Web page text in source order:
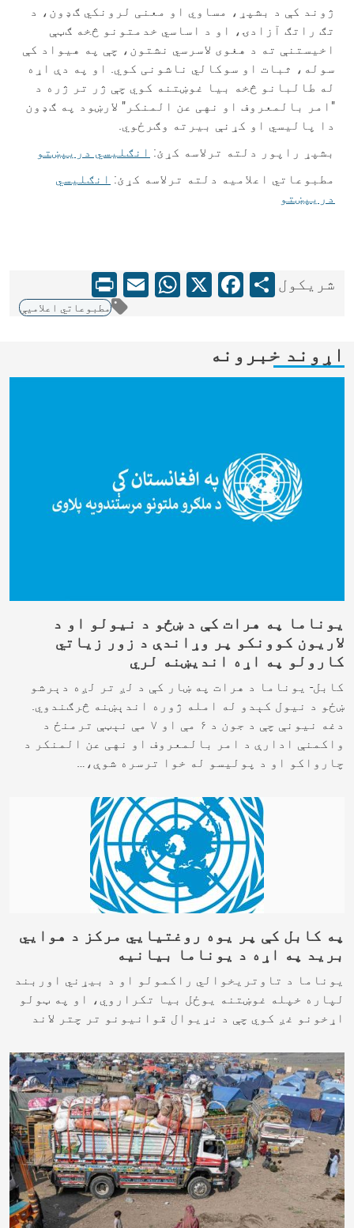
ژوند کې د بشپړ، مساوي او معنی لرونکي ګډون، د
تګ راتګ آزادۍ، او د اساسي خدمتونو څخه ګټې
اخیستنې ته د هغوی لاسرسي نشتون، چې په هیواد کې
سوله، ثبات او سوکالي ناشونی کوي. او په دې اړه
له طالبانو څخه بیا غوښتنه کوي چې ژر تر ژره د
"امر بالمعروف او نهی عن المنکر" لارښود په ګډون
دا پالیسي او کړنې بیرته وګرځوي.
بشپړ راپور دلته ترلاسه کړئ: انګلیسي دريپښتو
مطبوعاتي اعلامیه دلته ترلاسه کړئ: انګلیسي
دريپښتو
شریکولShare
Facebook
X
WhatsApp
Email
Print
مطبوعاتي اعلامیې
اړوند خبرونه
یوناما په هرات کې د ښځو د نیولو او د
لاریون کوونکو پر وړاندې د زور زیاتي
کارولو په اړه اندیښنه لري
کابل- یوناما د هرات په ښار کې د لږ تر لږه دېرشو
ښځو د نیول کېدو له امله ژوره اندېښنه څرګندوي.
دغه نیونې چې د جون د ۶ مې او ۷ مې نېټې ترمنځ د
واکمنې ادارې د امر بالمعروف او نهی عن المنکر د
چارواکو او د پولیسو له خوا ترسره شوې،…
په کابل کې پر یوه روغتیایي مرکز د هوایي
برید په اړه د یوناما بیانیه
یوناما د تاوتریخوالي راکمولو او د بیړني اوربند
لپاره خپله غوښتنه یوځل بیا تکراروي، او په ټولو
اړخونو غږ کوي چې د نړیوال قوانیونو تر چتر لاند